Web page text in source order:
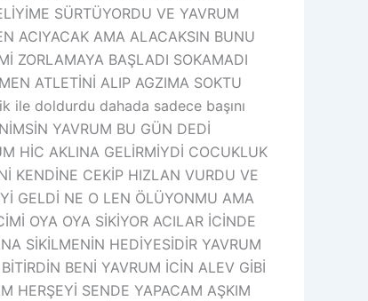
SÜRTÜYORDU VE YAVRUM
ACIYACAK AMA ALACAKSIN BUNU
ZORLAMAYA BAŞLADI SOKAMADI
ATLETİNİ ALIP AGZIMA SOKTU
ile doldurdu dahada sadece başını
YAVRUM BU GÜN DEDİ
HİC AKLINA GELİRMİYDİ COCUKLUK
KENDİNE CEKİP HIZLAN VURDU VE
GELDİ NE O LEN ÖLÜYONMU AMA
OYA OYA SİKİYOR ACILAR İCİNDE
SİKİLMENİN HEDİYESİDİR YAVRUM
BENİ YAVRUM İCİN ALEV GİBİ
HERŞEYİ SENDE YAPACAM AŞKIM